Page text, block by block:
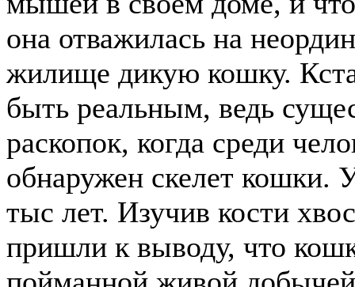
она отважилась на
жилище дикую кошку.
быть реальным, ведь
раскопок, когда среди
обнаружен скелет кошки.
тыс лет. Изучив кости
пришли к выводу, что